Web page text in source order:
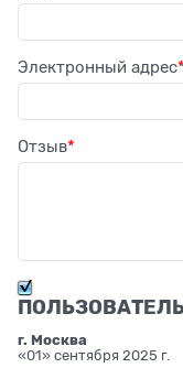
Электронный адрес
Отзыв
г. Москва
«01» сентября 2025 г.